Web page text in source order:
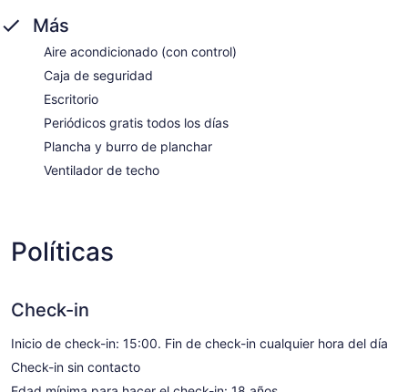
Más
Aire acondicionado (con control)
Caja de seguridad
Escritorio
Periódicos gratis todos los días
Plancha y burro de planchar
Ventilador de techo
Políticas
Check-in
Inicio de check-in: 15:00. Fin de check-in cualquier hora del día
Check-in sin contacto